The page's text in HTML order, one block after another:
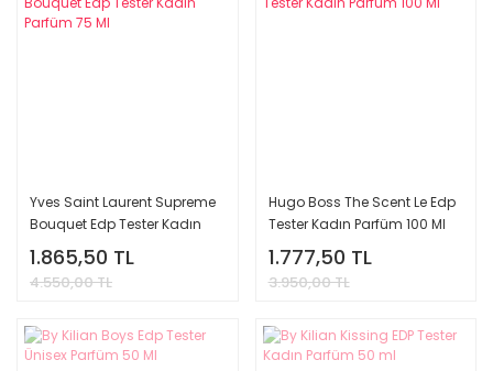
Yves Saint Laurent Supreme
Bouquet Edp Tester Kadın
Parfüm 75 Ml
1.865,50 TL
4.550,00 TL
Hugo Boss The Scent Le Edp
Tester Kadın Parfüm 100 Ml
1.777,50 TL
3.950,00 TL